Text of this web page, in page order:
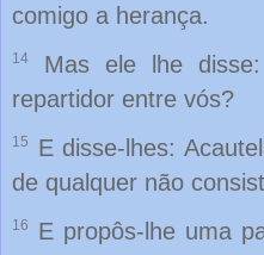
comigo a herança.
14
Mas ele lhe
repartidor entre vós?
15
E disse-lhes:
de qualquer não
16
E propôs-lhe uma